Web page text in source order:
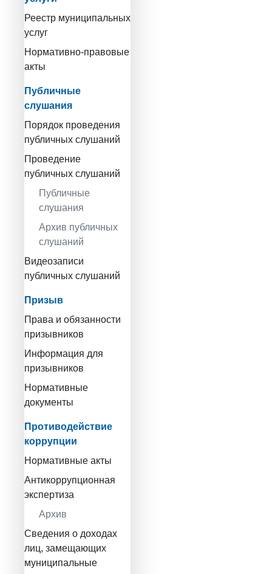
Реестр муниципальных
услуг
Нормативно-правовые
акты
Публичные
слушания
Порядок проведения
публичных слушаний
Проведение
публичных слушаний
Публичные
слушания
Архив публичных
слушаний
Видеозаписи
публичных слушаний
Призыв
Права и обязанности
призывников
Информация для
призывников
Нормативные
документы
Противодействие
коррупции
Нормативные акты
Антикоррупционная
экспертиза
Архив
Сведения о доходах
лиц, замещающих
муниципальные